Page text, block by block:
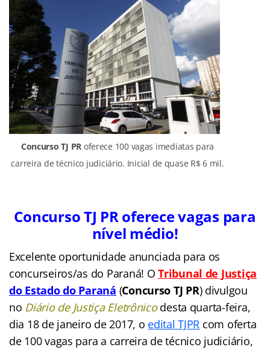
Concurso TJ PR oferece 100 vagas imediatas para
carreira de técnico judiciário. Inicial de quase R$ 6 mil.
Concurso TJ PR oferece vagas para
nível médio!
Excelente oportunidade anunciada para os
concurseiros/as do Paraná! OTribunal de Justiça
do Estado do Paraná (Concurso TJ PR) divulgou
no Diário de Justiça Eletrônicodesta quarta-feira,
dia 18 de janeiro de 2017, o edital TJPR com oferta
de 100 vagas para a carreira de técnico judiciário,